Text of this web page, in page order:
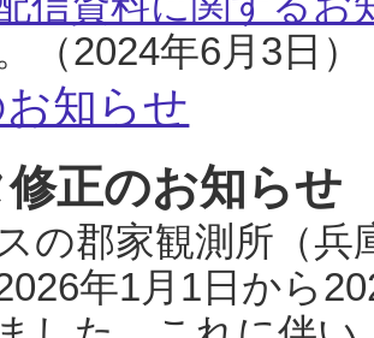
（2024年6月3日）
知らせ
正のお知らせ
の郡家観測所（
年1月1日から